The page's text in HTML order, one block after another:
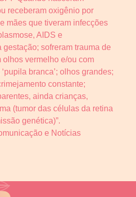
receberam oxigênio por
mães que tiveram infecções
AIDS e
sofreram trauma de
olhos vermelho e/ou com
branca’; olhos grandes;
constante;
ainda crianças,
(tumor das células da retina
genética)”.
e Notícias